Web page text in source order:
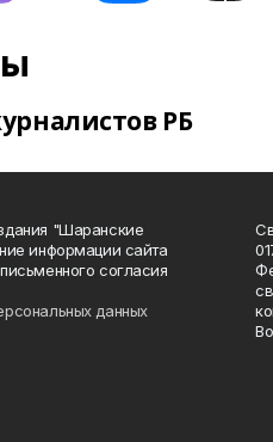
РБ
"Шаранские
информации сайта
согласия
данных